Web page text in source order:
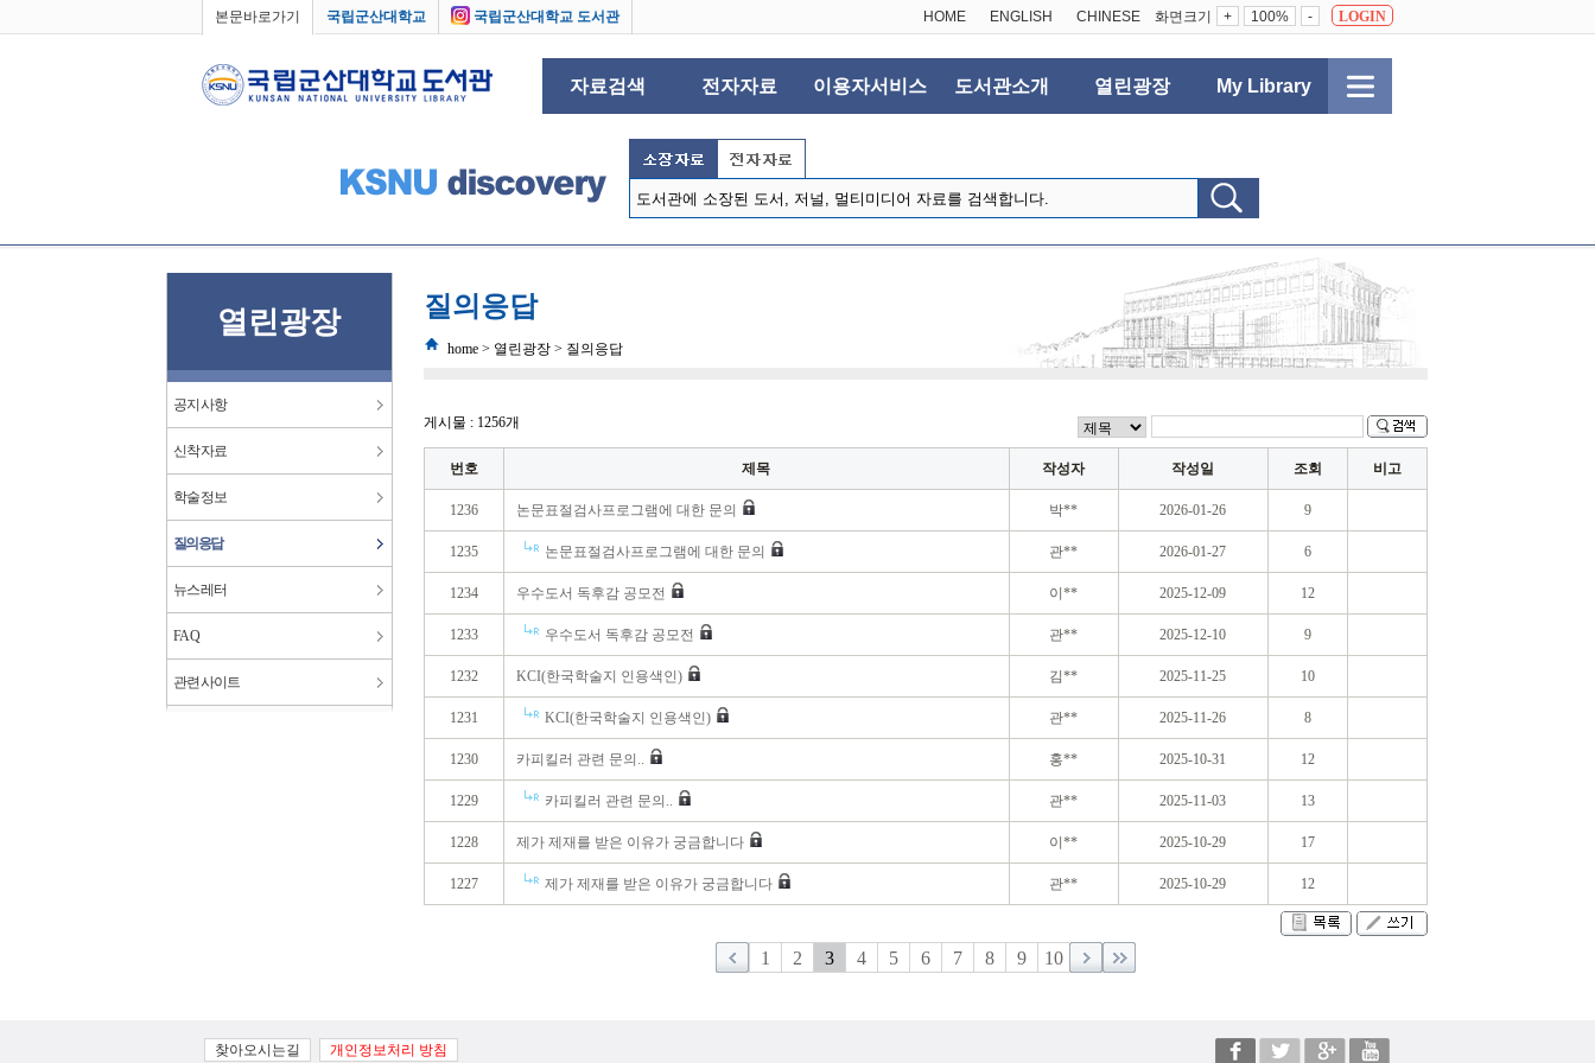
본문바로가기 국립군산대학교 국립군산대학교 도서관 HOME ENGLISH CHINESE 화면크기 + 100% - LOGIN
자료검색 전자자료 이용자서비스 도서관소개 열린광장 My Library
열린광장
공지사항
신착자료
학술정보
질의응답
뉴스레터
FAQ
관련사이트
질의응답
home > 열린광장 > 질의응답
게시물 : 1256개
번호 제목 작성자 작성일 조회 비고
1236 논문표절검사프로그램에 대한 문의 박** 2026-01-26 9
1235 논문표절검사프로그램에 대한 문의 관** 2026-01-27 6
1234 우수도서 독후감 공모전 이** 2025-12-09 12
1233 우수도서 독후감 공모전 관** 2025-12-10 9
1232 KCI(한국학술지 인용색인) 김** 2025-11-25 10
1231 KCI(한국학술지 인용색인) 관** 2025-11-26 8
1230 카피킬러 관련 문의.. 홍** 2025-10-31 12
1229 카피킬러 관련 문의.. 관** 2025-11-03 13
1228 제가 제재를 받은 이유가 궁금합니다 이** 2025-10-29 17
1227 제가 제재를 받은 이유가 궁금합니다 관** 2025-10-29 12
1 2 3 4 5 6 7 8 9 10
찾아오시는길 개인정보처리 방침